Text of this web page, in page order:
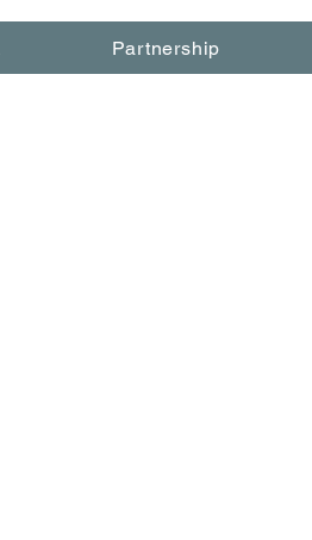
Partnership